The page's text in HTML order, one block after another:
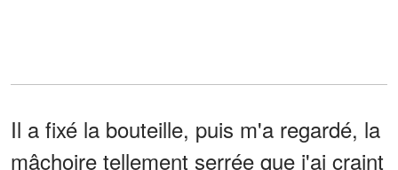
Il a fixé la bouteille, puis m'a regardé, la
mâchoire tellement serrée que j'ai craint